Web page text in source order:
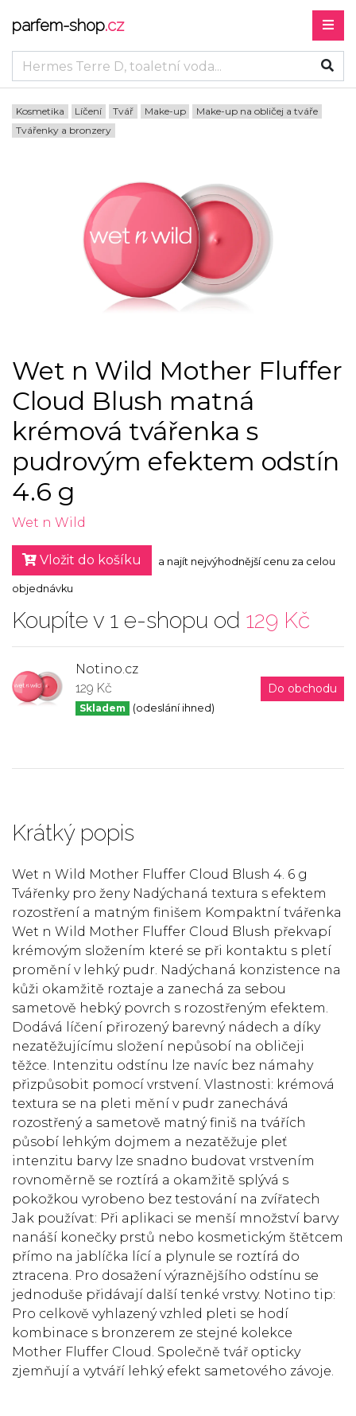
parfem-shop.cz
Kosmetika Líčení Tvář Make-up
Make-up na obličej a tváře
Tvářenky a bronzery
Wet n Wild Mother Fluffer
Cloud Blush matná
krémová tvářenka s
pudrovým efektem odstín
4.6 g
Wet n Wild
Vložit do košíku a najít nejvýhodnější cenu za celou
objednávku
Koupíte v 1 e-shopu od 129 Kč
Notino.cz
129 Kč
Skladem (odeslání ihned)
Do obchodu
Krátký popis
Wet n Wild Mother Fluffer Cloud Blush 4. 6 g
Tvářenky pro ženy Nadýchaná textura s efektem
rozostření a matným finišem Kompaktní tvářenka
Wet n Wild Mother Fluffer Cloud Blush překvapí
krémovým složením které se při kontaktu s pletí
promění v lehký pudr. Nadýchaná konzistence na
kůži okamžitě roztaje a zanechá za sebou
sametově hebký povrch s rozostřeným efektem.
Dodává líčení přirozený barevný nádech a díky
nezatěžujícímu složení nepůsobí na obličeji
těžce. Intenzitu odstínu lze navíc bez námahy
přizpůsobit pomocí vrstvení. Vlastnosti: krémová
textura se na pleti mění v pudr zanechává
rozostřený a sametově matný finiš na tvářích
působí lehkým dojmem a nezatěžuje pleť
intenzitu barvy lze snadno budovat vrstvením
rovnoměrně se roztírá a okamžitě splývá s
pokožkou vyrobeno bez testování na zvířatech
Jak používat: Při aplikaci se menší množství barvy
nanáší konečky prstů nebo kosmetickým štětcem
přímo na jablíčka lící a plynule se roztírá do
ztracena. Pro dosažení výraznějšího odstínu se
jednoduše přidávají další tenké vrstvy. Notino tip:
Pro celkově vyhlazený vzhled pleti se hodí
kombinace s bronzerem ze stejné kolekce
Mother Fluffer Cloud. Společně tvář opticky
zjemňují a vytváří lehký efekt sametového závoje.